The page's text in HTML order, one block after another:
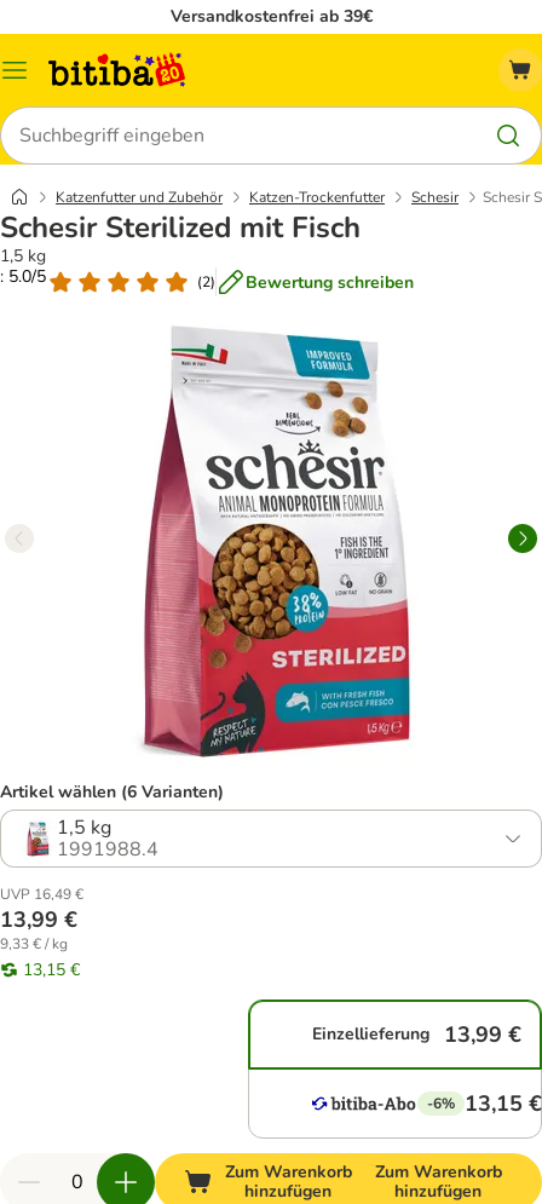
Versandkostenfrei ab 39€
Menü
Suchen
Katzenfutter und Zubehör Katzen-Trockenfutter Schesir Schesir
Schesir Sterilized mit Fisch
1,5 kg
: 5.0/5
(2) Bewertung schreiben
Artikel wählen (6 Varianten)
1,5 kg
1991988.4
UVP 16,49 €
13,99 €
9,33 € / kg
13,15 €
Einzellieferung 13,99 €
-6% 13,15 €
Zum Warenkorb
hinzufügen
Zum Warenkorb
hinzufügen